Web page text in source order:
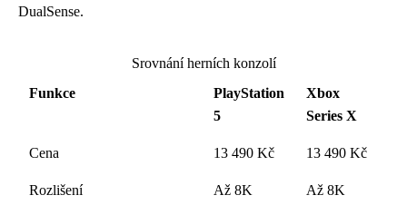
DualSense.
Srovnání herních konzolí
Funkce
PlayStation
5
Xbox
Series X
Cena 13 490 Kč 13 490 Kč
Rozlišení Až 8K Až 8K